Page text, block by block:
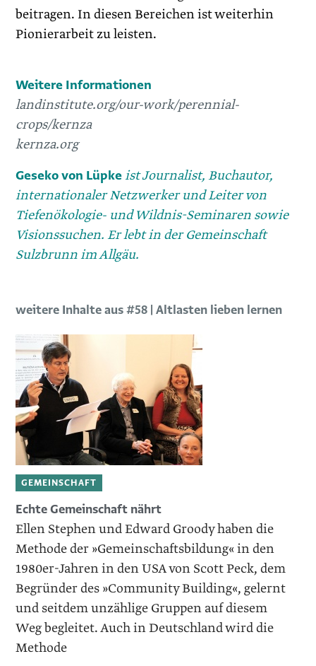
beitragen. In diesen Bereichen ist weiterhin
Pionierarbeit zu leisten.
Weitere Informationen
landinstitute.org/our-work/perennial-
crops/kernza
kernza.org
Geseko von Lüpkeist Journalist, Buchautor,
internationaler Netzwerker und Leiter von
Tiefenökologie- und Wildnis-Seminaren sowie
Visionssuchen. Er lebt in der Gemeinschaft
Sulzbrunn im Allgäu.
weitere Inhalte aus #58 | Altlasten lieben lernen
GEMEINSCHAFT
Echte Gemeinschaft nährt
Ellen Stephen und Edward Groody haben die
Methode der »Gemeinschaftsbildung« in den
1980er-Jahren in den USA von Scott Peck, dem
Begründer des »Community Building«, gelernt
und seitdem unzählige Gruppen auf diesem
Weg begleitet. Auch in Deutschland wird die
Methode